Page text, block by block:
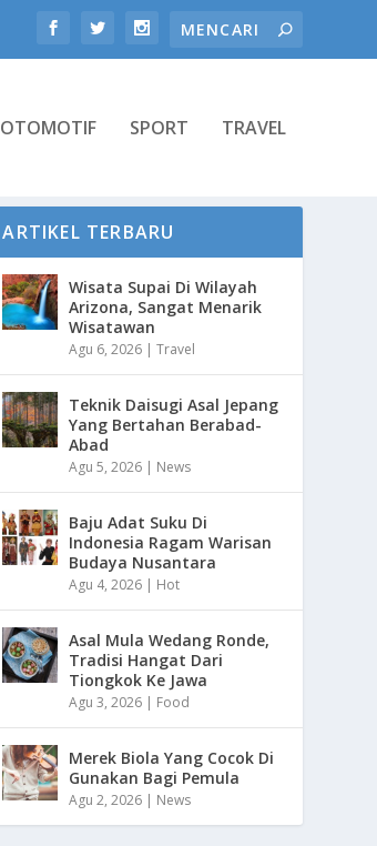
OTOMOTIF SPORT TRAVEL
ARTIKEL TERBARU
Wisata Supai Di Wilayah
Arizona, Sangat Menarik
Wisatawan
Agu 6, 2026 |Travel
Teknik Daisugi Asal Jepang
Yang Bertahan Berabad-
Abad
Agu 5, 2026 | News
Baju Adat Suku Di
Indonesia Ragam Warisan
Budaya Nusantara
Agu 4, 2026 | Hot
Asal Mula Wedang Ronde,
Tradisi Hangat Dari
Tiongkok Ke Jawa
Agu 3, 2026 | Food
Merek Biola Yang Cocok Di
Gunakan Bagi Pemula
Agu 2, 2026 | News